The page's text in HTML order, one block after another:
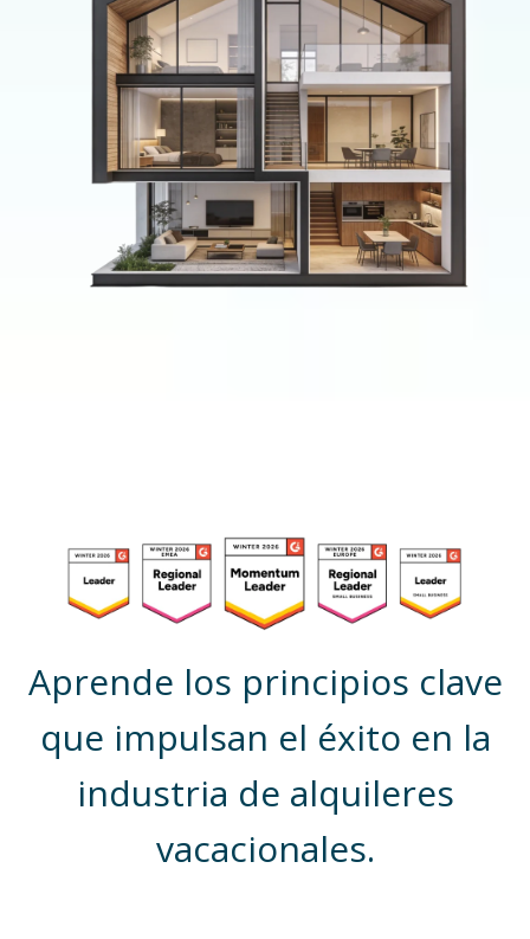
Aprende los principios clave
que impulsan el éxito en la
industria de alquileres
vacacionales.